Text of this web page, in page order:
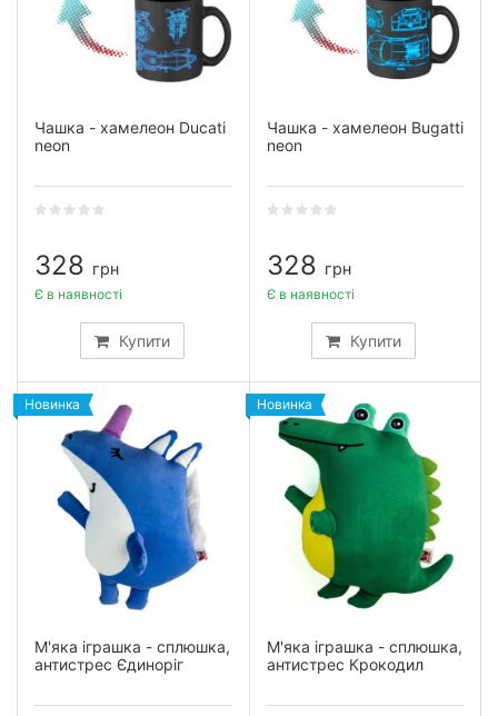
Чашка - хамелеон Ducati
neon
328 грн
Купити
Є в наявності
Чашка - хамелеон Bugatti
neon
328 грн
Купити
Є в наявності
Новинка
М'яка іграшка - сплюшка,
антистрес Єдиноріг
Новинка
М'яка іграшка - сплюшка,
антистрес Крокодил